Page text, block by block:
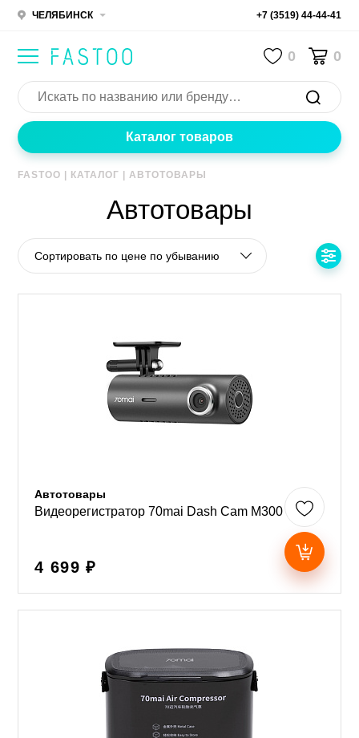
ЧЕЛЯБИНСК +7 (3519) 44-44-41
0 0
Каталог товаров
FASTOO КАТАЛОГ |АВТОТОВАРЫ
Автотовары
Сортировать по цене по убыванию
Автотовары
Видеорегистратор 70mai Dash Cam M300
4 699 ₽